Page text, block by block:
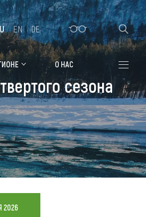
зимовка
остановиться
отели
базы
усадьбы
придорожные отели
О НАС
EN DE
сезона
2026